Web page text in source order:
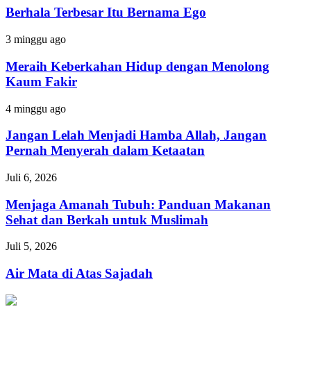
Itu
Ego
Berhala Terbesar Itu Bernama Ego
Meraih
Hidup
dengan
Menolong
Fakir
3 minggu ago
Meraih Keberkahan Hidup dengan Menolong
Kaum Fakir
Jangan
Menjadi
Hamba
Allah,
Pernah
dalam
Ketaatan
4 minggu ago
Jangan Lelah Menjadi Hamba Allah, Jangan
Pernah Menyerah dalam Ketaatan
Menjaga
Tubuh:
Panduan
Makanan
dan
untuk
Juli 6, 2026
Menjaga Amanah Tubuh: Panduan Makanan
Sehat dan Berkah untuk Muslimah
Air
di
Atas
Sajadah
Juli 5, 2026
Air Mata di Atas Sajadah